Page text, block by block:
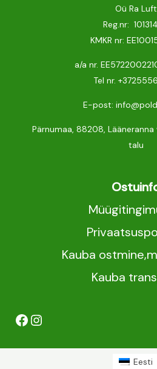
Oü Ra Luft
Reg.nr:
KMKR nr:
a/a nr.
Tel nr.
E-post:
Pärnumaa, 88208, Lääneranna
talu
Kauba
Kauba
Eesti